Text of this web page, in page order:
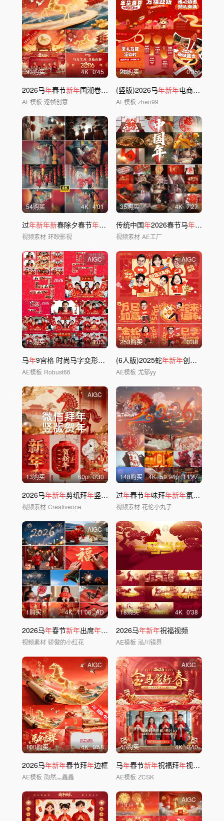
93购买 4K 0'45
2026马年春节新年国潮卷轴拜 年边框
AE模板 逐帧创意
20购买 0'35
(竖版)2026马年新年电商促销活动快闪
AE模板 zhen99
54购买 4K 4'01
过年新年新春除夕春节年味氛围团圆团聚喜庆
视频素材 环映影视
35购买 4K 7'27
传统中国年2026春节马年过
视频素材 AE工厂
AIGC
15购买 1'03
马年9宫格 时尚马字变形动感拜 年边框模板
AE模板 Robust66
AIGC
253购买 0'38
(6人版)2025蛇年新年创意拜
AE模板 尤郁yy
AIGC
13购买 60p 0'30
2026马年新年剪纸拜年竖版微信 新年祝福
视频素材 Creativeone
148购买 4K 59.94p 11'27
过年春节年味拜年新年氛围
视频素材 花伦小丸子
AIGC
1购买 4K 11'06 AD
2026马年春节新年出席年夜饭素材合集
视频素材 骄傲的小红花
18购买 4K 0'38
2026马年新年祝福视频
AE模板 泓川镜界
AIGC
100购买 4K 0'58
2026马年新年春节拜年边框
AE模板 韵然灬鑫鑫
AIGC
40购买 4K 0'40
马年春节新年祝福拜年视频框AE模板 B
AE模板 ZCSK
AIGC